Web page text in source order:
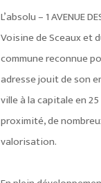
L’absolu – 1 AVENUE
Voisine de Sceaux et
commune reconnue
adresse jouit de son
ville à la capitale en
proximité, de
valorisation.